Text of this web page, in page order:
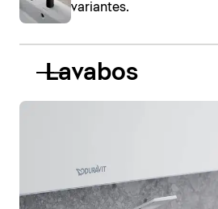
variantes.
Lavabos